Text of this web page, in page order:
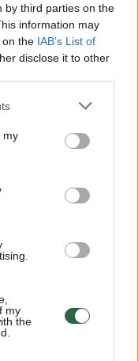
by third parties on the
information may
on the IAB’s List of
disclose it to other
my
my
the
turėtų būti
susijusiems